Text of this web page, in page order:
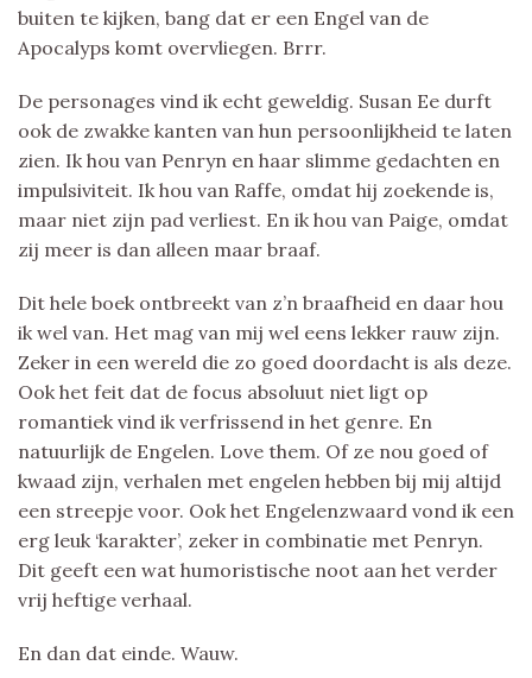
buiten te kijken, bang dat er een Engel van de
Apocalyps komt overvliegen. Brrr.
De personages vind ik echt geweldig. Susan Ee durft
ook de zwakke kanten van hun persoonlijkheid te laten
zien. Ik hou van Penryn en haar slimme gedachten en
impulsiviteit. Ik hou van Raffe, omdat hij zoekende is,
maar niet zijn pad verliest. En ik hou van Paige, omdat
zij meer is dan alleen maar braaf.
Dit hele boek ontbreekt van z’n braafheid en daar hou
ik wel van. Het mag van mij wel eens lekker rauw zijn.
Zeker in een wereld die zo goed doordacht is als deze.
Ook het feit dat de focus absoluut niet ligt op
romantiek vind ik verfrissend in het genre. En
natuurlijk de Engelen. Love them. Of ze nou goed of
kwaad zijn, verhalen met engelen hebben bij mij altijd
een streepje voor. Ook het Engelenzwaard vond ik een
erg leuk ‘karakter’, zeker in combinatie met Penryn.
Dit geeft een wat humoristische noot aan het verder
vrij heftige verhaal.
En dan dat einde. Wauw.